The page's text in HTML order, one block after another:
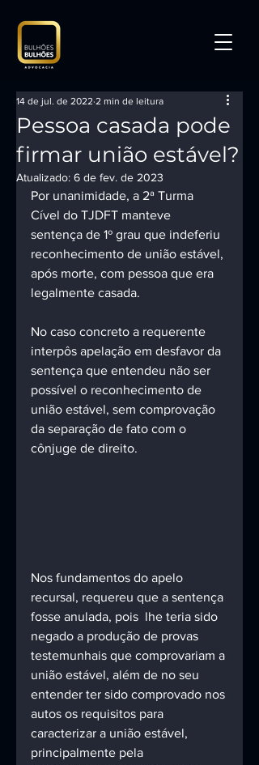
Pessoa casada pode
firmar união estável?
14 de jul. de 2022 2 min de leitura
Atualizado: 6 de fev. de 2023
Por unanimidade, a 2ª Turma
Cível do TJDFT manteve
sentença de 1º grau que indeferiu
reconhecimento de união estável,
após morte, com pessoa que era
legalmente casada.
No caso concreto a requerente
interpôs apelação em desfavor da
sentença que entendeu não ser
possível o reconhecimento de
união estável, sem comprovação
da separação de fato com o
cônjuge de direito.
Nos fundamentos do apelo
recursal, requereu que a sentença
fosse anulada, pois  lhe teria sido
negado a produção de provas
testemunhais que comprovariam a
união estável, além de no seu
entender ter sido comprovado nos
autos os requisitos para
caracterizar a união estável,
principalmente pela